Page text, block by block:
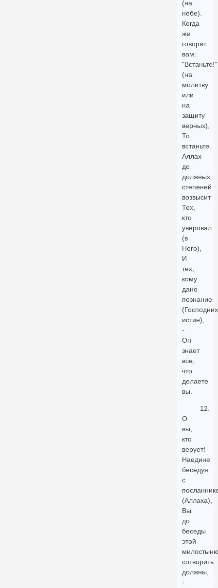
(на
небе).
Когда
же
говорят
вам:
"Встаньте!"
(на
молитву
или
на
защиту
верных),
То
встаньте.
Аллах
до
должных
степеней
возвысит
Тех,
кто
уверовал
(в
Него),
И
тех,
кому
дано
познание
(Господних
истин),
-
Он
знает
все,
что
делаете
вы.
12.
О
вы,
кто
верует!
Наедине
беседуя
с
(Аллаха),
Вы
до
беседы
этой
сотворить
должны,
-